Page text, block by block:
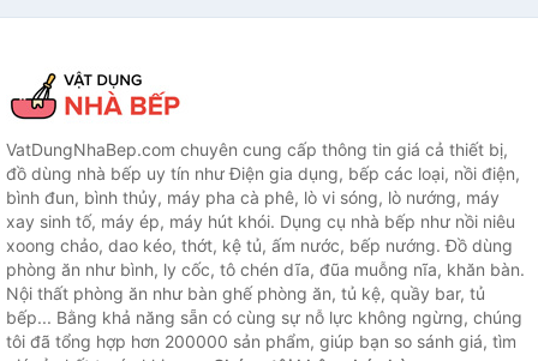
VatDungNhaBep.com chuyên cung cấp thông tin giá cả thiết bị,
đồ dùng nhà bếp uy tín như Điện gia dụng, bếp các loại, nồi điện,
bình đun, bình thủy, máy pha cà phê, lò vi sóng, lò nướng, máy
xay sinh tố, máy ép, máy hút khói. Dụng cụ nhà bếp như nồi niêu
xoong chảo, dao kéo, thớt, kệ tủ, ấm nước, bếp nướng. Đồ dùng
phòng ăn như bình, ly cốc, tô chén dĩa, đũa muỗng nĩa, khăn bàn.
Nội thất phòng ăn như bàn ghế phòng ăn, tủ kệ, quầy bar, tủ
bếp... Bằng khả năng sẵn có cùng sự nỗ lực không ngừng, chúng
tôi đã tổng hợp hơn 200000 sản phẩm, giúp bạn so sánh giá, tìm